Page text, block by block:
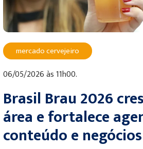
mercado cervejeiro
06/05/2026 às 11h00.
Brasil Brau 2026
área e fortalece
conteúdo e negócios